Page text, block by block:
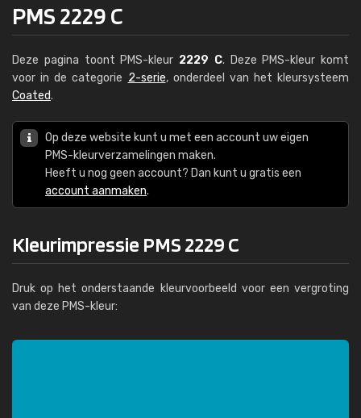
PMS 2229 C
Deze pagina toont PMS-kleur 2229 C. Deze PMS-kleur komt
voor in de categorie 2-serie, onderdeel van het kleursysteem
Coated.
Op deze website kunt u met een account uw eigen
PMS-kleurverzamelingen maken.
Heeft u nog geen account? Dan kunt u gratis een
account aanmaken.
Kleurimpressie PMS 2229 C
Druk op het onderstaande kleurvoorbeeld voor een vergroting
van deze PMS-kleur: